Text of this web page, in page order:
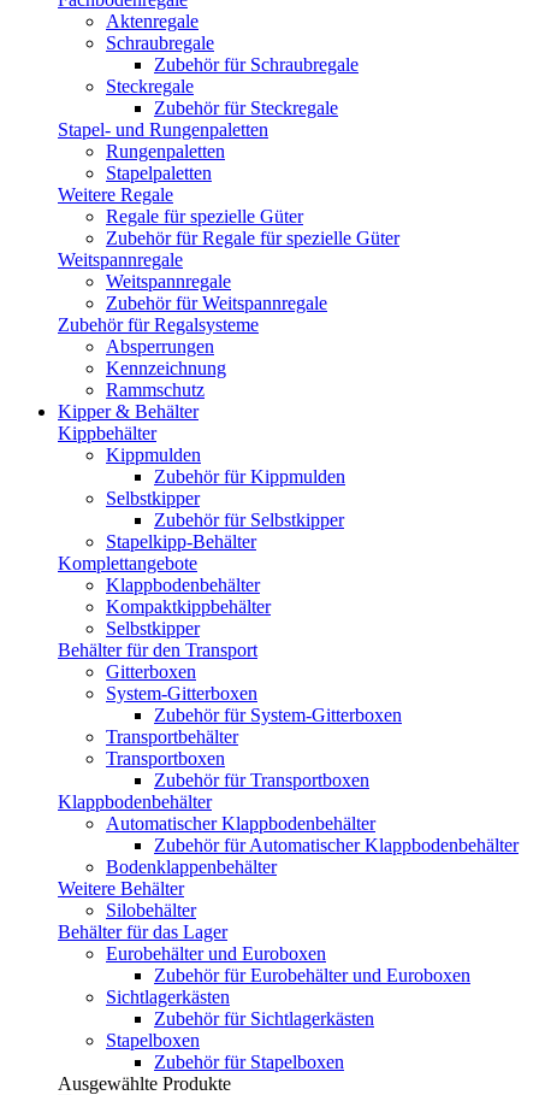
Aktenregale
Schraubregale
Zubehör für Schraubregale
Steckregale
Zubehör für Steckregale
Stapel- und Rungenpaletten
Rungenpaletten
Stapelpaletten
Weitere Regale
Regale für spezielle Güter
Zubehör für Regale für spezielle Güter
Weitspannregale
Weitspannregale
Zubehör für Weitspannregale
Zubehör für Regalsysteme
Absperrungen
Kennzeichnung
Rammschutz
Kipper & Behälter
Kippbehälter
Kippmulden
Zubehör für Kippmulden
Selbstkipper
Zubehör für Selbstkipper
Stapelkipp-Behälter
Komplettangebote
Klappbodenbehälter
Kompaktkippbehälter
Selbstkipper
Behälter für den Transport
Gitterboxen
System-Gitterboxen
Zubehör für System-Gitterboxen
Transportbehälter
Transportboxen
Zubehör für Transportboxen
Klappbodenbehälter
Automatischer Klappbodenbehälter
Zubehör für Automatischer Klappbodenbehälter
Bodenklappenbehälter
Weitere Behälter
Silobehälter
Behälter für das Lager
Eurobehälter und Euroboxen
Zubehör für Eurobehälter und Euroboxen
Sichtlagerkästen
Zubehör für Sichtlagerkästen
Stapelboxen
Zubehör für Stapelboxen
Ausgewählte Produkte